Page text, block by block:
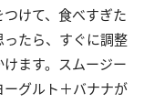
つけて、食べすぎた
ったら、すぐに調整
けます。スムージー
ーグルト＋バナナが